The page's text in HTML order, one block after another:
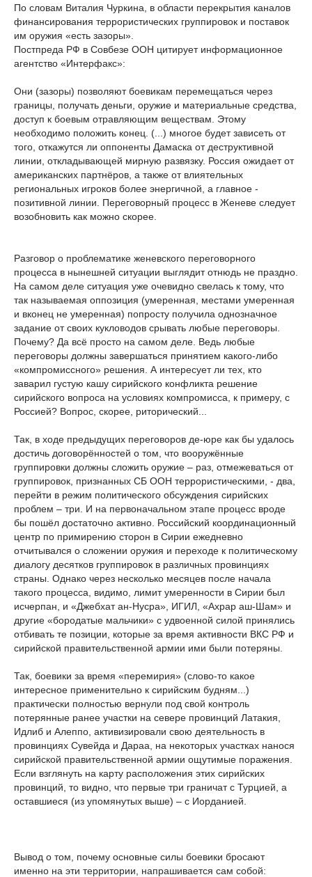
По словам Виталия Чуркина, в области перекрытия каналов
финансирования террористических группировок и поставок
им оружия «есть зазоры».
Постпреда РФ в Совбезе ООН цитирует информационное
агентство «Интерфакс»:
Они (зазоры) позволяют боевикам перемещаться через
границы, получать деньги, оружие и материальные средства,
доступ к боевым отравляющим веществам. Этому
необходимо положить конец. (...) многое будет зависеть от
того, откажутся ли оппоненты Дамаска от деструктивной
линии, откладывающей мирную развязку. Россия ожидает от
американских партнёров, а также от влиятельных
региональных игроков более энергичной, а главное -
позитивной линии. Переговорный процесс в Женеве следует
возобновить как можно скорее.
Разговор о проблематике женевского переговорного
процесса в нынешней ситуации выглядит отнюдь не праздно.
На самом деле ситуация уже очевидно свелась к тому, что
так называемая оппозиция (умеренная, местами умеренная
и вконец не умеренная) попросту получила однозначное
задание от своих кукловодов срывать любые переговоры.
Почему? Да всё просто на самом деле. Ведь любые
переговоры должны завершаться принятием какого-либо
«компромиссного» решения. А интересует ли тех, кто
заварил густую кашу сирийского конфликта решение
сирийского вопроса на условиях компромисса, к примеру, с
Россией? Вопрос, скорее, риторический...
Так, в ходе предыдущих переговоров де-юре как бы удалось
достичь договорённостей о том, что вооружённые
группировки должны сложить оружие – раз, отмежеваться от
группировок, признанных СБ ООН террористическими, - два,
перейти в режим политического обсуждения сирийских
проблем – три. И на первоначальном этапе процесс вроде
бы пошёл достаточно активно. Российский координационный
центр по примирению сторон в Сирии ежедневно
отчитывался о сложении оружия и переходе к политическому
диалогу десятков группировок в различных провинциях
страны. Однако через несколько месяцев после начала
такого процесса, видимо, лимит умеренности в Сирии был
исчерпан, и «Джебхат ан-Нусра», ИГИЛ, «Ахрар аш-Шам» и
другие «бородатые мальчики» с удвоенной силой принялись
отбивать те позиции, которые за время активности ВКС РФ и
сирийской правительственной армии ими были потеряны.
Так, боевики за время «перемирия» (слово-то какое
интересное применительно к сирийским будням...)
практически полностью вернули под свой контроль
потерянные ранее участки на севере провинций Латакия,
Идлиб и Алеппо, активизировали свою деятельность в
провинциях Сувейда и Дараа, на некоторых участках нанося
сирийской правительственной армии ощутимые поражения.
Если взглянуть на карту расположения этих сирийских
провинций, то видно, что первые три граничат с Турцией, а
оставшиеся (из упомянутых выше) – с Иорданией.
Вывод о том, почему основные силы боевики бросают
именно на эти территории, напрашивается сам собой: